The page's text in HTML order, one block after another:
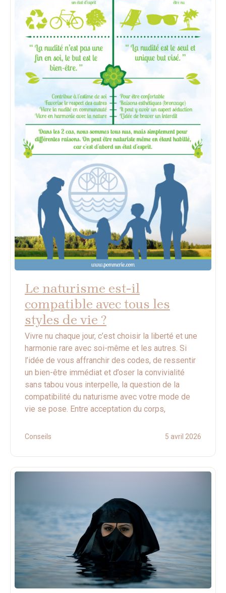
Le naturisme est-il
compatible avec tous les
styles de vie ?
Vivre nu chaque jour, c’est choisir la liberté et une
harmonie rare avec soi-même et les autres. Si
l’idée de vous affranchir des codes, de ressentir
un bien-être immédiat et d’oser la convivialité
sans tabou vous interpelle, la question de la
compatibilité du naturisme avec votre mode de
vie se pose. Entre acceptation du corps,
Conseils 5 avril 2026